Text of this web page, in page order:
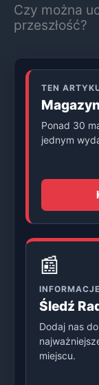
Czy można
przeszłość?
TEN
Ponad 30
jednym
📰
Śledź
Dodaj nas
miejscu.